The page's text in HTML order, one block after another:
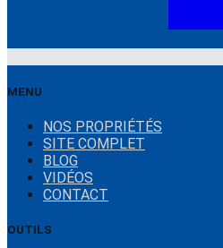
MENU
NOS PROPRIÉTÉS
SITE COMPLET
BLOG
VIDÉOS
CONTACT
OUTILS